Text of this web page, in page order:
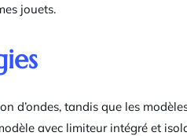
jouets.
d’ondes, tandis que les
avec limiteur intégré et